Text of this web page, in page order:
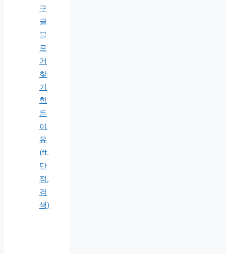
구
글
블
로
거
찾
기
힘
든
이
유
(ft.
단
점,
검
색)